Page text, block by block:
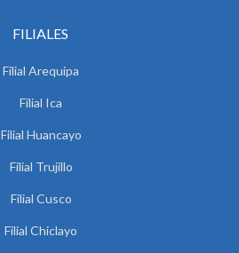
FILIALES
Filial Arequipa
Filial Ica
Filial Huancayo
Filial Trujillo
Filial Cusco
Filial Chiclayo